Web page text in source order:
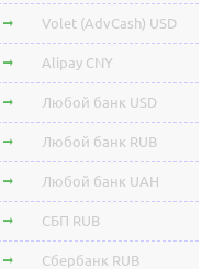
Volet (AdvCash) USD
Alipay CNY
Любой банк USD
Любой банк RUB
Любой банк UAH
СБП RUB
Сбербанк RUB